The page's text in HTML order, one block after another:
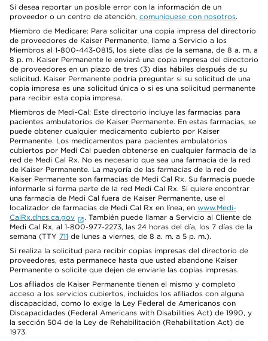
Si desea reportar un posible error con la información de un
proveedor o un centro de atención, comuníquese con nosotros.
Miembro de Medicare: Para solicitar una copia impresa del directorio
de proveedores de Kaiser Permanente, llame a Servicio a los
Miembros al 1-800-443-0815, los siete días de la semana, de 8 a. m. a
8 p. m. Kaiser Permanente le enviará una copia impresa del directorio
de proveedores en un plazo de tres (3) días hábiles después de su
solicitud. Kaiser Permanente podría preguntar si su solicitud de una
copia impresa es una solicitud única o si es una solicitud permanente
para recibir esta copia impresa.
Miembros de Medi-Cal: Este directorio incluye las farmacias para
pacientes ambulatorios de Kaiser Permanente. En estas farmacias, se
puede obtener cualquier medicamento cubierto por Kaiser
Permanente. Los medicamentos para pacientes ambulatorios
cubiertos por Medi Cal pueden obtenerse en cualquier farmacia de la
red de Medi Cal Rx. No es necesario que sea una farmacia de la red
de Kaiser Permanente. La mayoría de las farmacias de la red de
Kaiser Permanente son farmacias de Medi Cal Rx. Su farmacia puede
informarle si forma parte de la red Medi Cal Rx. Si quiere encontrar
una farmacia de Medi Cal fuera de Kaiser Permanente, use el
localizador de farmacias de Medi Cal Rx en línea, en www.Medi-
CalRx.dhcs.ca.gov
. También puede llamar a Servicio al Cliente de
Medi Cal Rx, al 1-800-977-2273, las 24 horas del día, los 7 días de la
semana (TTY 711 de lunes a viernes, de 8 a. m. a 5 p. m.).
Si realiza la solicitud para recibir copias impresas del directorio de
proveedores, esta permanece hasta que usted abandone Kaiser
Permanente o solicite que dejen de enviarle las copias impresas.
Los afiliados de Kaiser Permanente tienen el mismo y completo
acceso a los servicios cubiertos, incluidos los afiliados con alguna
discapacidad, como lo exige la Ley Federal de Americanos con
Discapacidades (Federal Americans with Disabilities Act) de 1990, y
la sección 504 de la Ley de Rehabilitación (Rehabilitation Act) de
1973.